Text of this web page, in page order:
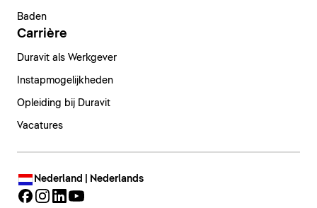
Baden
Carrière
Duravit als Werkgever
Instapmogelijkheden
Opleiding bij Duravit
Vacatures
Nederland | Nederlands